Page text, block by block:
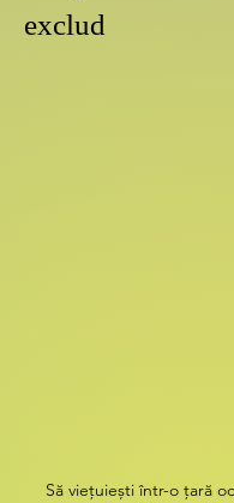
exclud
Să viețuiești într-o țară